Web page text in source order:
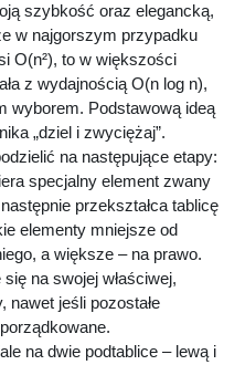
szybkość oraz elegancką,
w najgorszym przypadku
O(n²), to w większości
z wydajnością O(n log n),
wyborem. Podstawową ideą
„dziel i zwyciężaj”.
na następujące etapy:
specjalny element zwany
przekształca tablicę
elementy mniejsze od
a większe – na prawo.
na swojej właściwej,
nawet jeśli pozostałe
na dwie podtablice – lewą i